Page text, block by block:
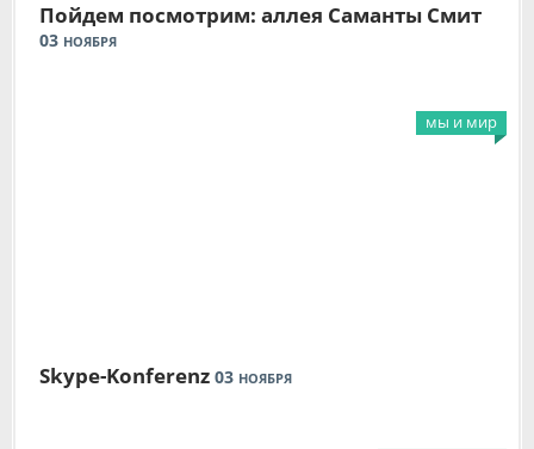
Пойдем посмотрим: аллея Саманты Смит
03 НОЯБРЯ
мы и мир
Skype-Konferenz 03 НОЯБРЯ